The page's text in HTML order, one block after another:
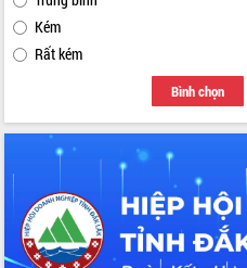
Tập huấn ứng dụng trí tuệ nhân tạo (AI)
trong thương mại điện tử năm 2026
Đoàn đại biểu Quốc hội tỉnh Đắk Lắk
trao đổi thông tin trước Kỳ họp thứ
Quyết liệt cải cách hành chính, khơi
thông nguồn lực phát triển
Nâng cao hiệu lực, hiệu quả HĐND
tỉnh thông qua hiện đại hóa hành chính
Xã Ea Phê gắn cải cách hành chính với
chuyển đổi số
Kém
Rất kém
Bình chọn